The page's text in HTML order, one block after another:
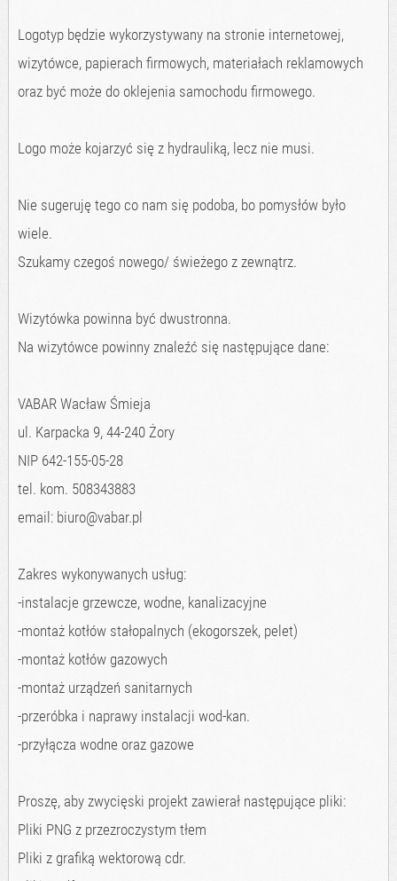
Logotyp będzie wykorzystywany na stronie internetowej,
wizytówce, papierach firmowych, materiałach reklamowych
oraz być może do oklejenia samochodu firmowego.
Logo może kojarzyć się z hydrauliką, lecz nie musi.
Nie sugeruję tego co nam się podoba, bo pomysłów było
wiele.
Szukamy czegoś nowego/ świeżego z zewnątrz.
Wizytówka powinna być dwustronna.
Na wizytówce powinny znaleźć się następujące dane:
VABAR Wacław Śmieja
ul. Karpacka 9, 44-240 Żory
NIP 642-155-05-28
tel. kom. 508343883
email: biuro@vabar.pl
Zakres wykonywanych usług:
-instalacje grzewcze, wodne, kanalizacyjne
-montaż kotłów stałopalnych (ekogorszek, pelet)
-montaż kotłów gazowych
-montaż urządzeń sanitarnych
-przeróbka i naprawy instalacji wod-kan.
-przyłącza wodne oraz gazowe
Proszę, aby zwycięski projekt zawierał następujące pliki:
Pliki PNG z przezroczystym tłem
Pliki z grafiką wektorową cdr.